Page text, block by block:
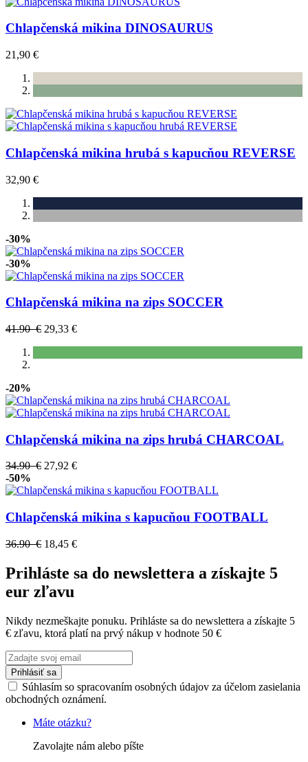
Chlapčenská mikina DINOSAURUS
21,90 €
Chlapčenská mikina hrubá s kapucňou REVERSE
32,90 €
-30%
-30%
Chlapčenská mikina na zips SOCCER
41.90 € 29,33 €
-20%
Chlapčenská mikina na zips hrubá CHARCOAL
34.90 € 27,92 €
-50%
Chlapčenská mikina s kapucňou FOOTBALL
36.90 € 18,45 €
Prihláste sa do newslettera a získajte 5
eur zľavu
Nikdy nezmeškajte ponuku. Prihláste sa do newslettera a získajte 5
€ zľavu, ktorá platí na prvý nákup v hodnote 50 €
Prihlásiť sa
Súhlasím so spracovaním osobných údajov za účelom zasielania
obchodných oznámení.
Máte otázku?
Zavolajte nám alebo píšte